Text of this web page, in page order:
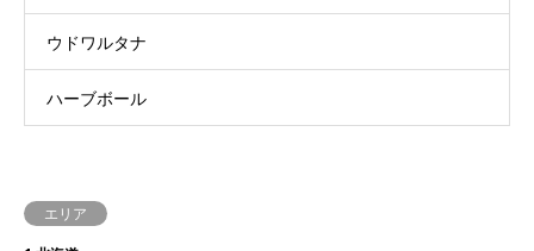
ウドワルタナ
ハーブボール
エリア